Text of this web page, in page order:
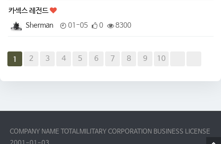
카섹스 레전드
Sherman 01-05 0 8300
1 2 3 4 5 6 7 8 9 10
COMPANY NAME TOTALMILITARY CORPORATION BUSINESS LICENSE